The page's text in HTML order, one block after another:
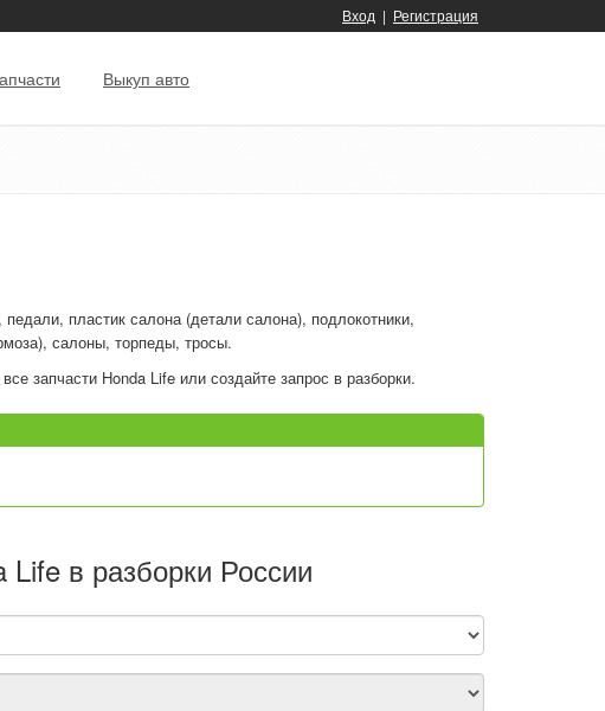
Вход | Регистрация
Выкуп авто
пластик салона (детали салона), подлокотники,
салоны, торпеды, тросы.
запчасти Honda Life или создайте запрос в разборки.
Life в разборки России